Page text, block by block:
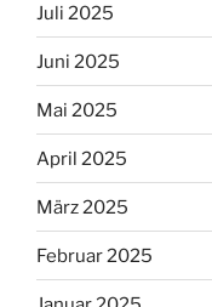
Juli 2025
Juni 2025
Mai 2025
April 2025
März 2025
Februar 2025